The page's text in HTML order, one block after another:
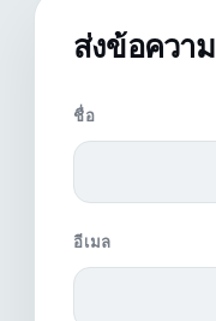
ส่งข้อความ
ชื่อ
อีเมล